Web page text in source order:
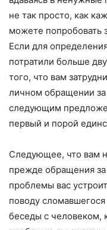
не так просто, как
можете попробовать
Если для
потратили больше
того, что вам
личном обращении
следующим
первый и порой
Следующее, что вам
прежде обращения
проблемы вас
поводу
беседы с человеком,